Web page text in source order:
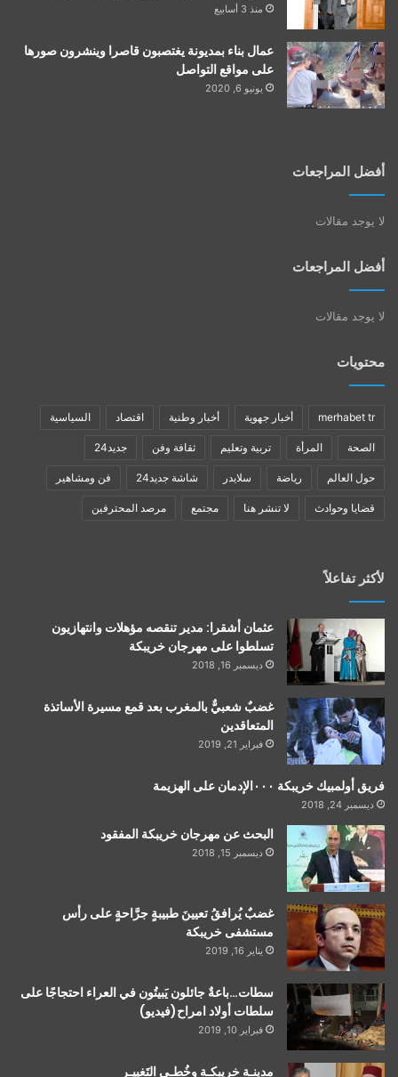
منذ 3 أسابيع
عمال بناء بمديونة يغتصبون قاصرا وينشرون صورها
على مواقع التواصل
يونيو 6, 2020
أفضل المراجعات
لا يوجد مقالات
أفضل المراجعات
لا يوجد مقالات
محتويات
merhabet tr أخبار جهوية أخبار وطنية اقتصاد السياسية
الصحة المرأة تربية وتعليم ثقافة وفن جديد24
حول العالم رياضة سلايدر شاشة جديد24 فن ومشاهير
قضايا وحوادث لا تنشر هنا مجتمع مرصد المحترفين
لأكثر تفاعلاً
عثمان أشقرا: مدير تنقصه مؤهلات وانتهازيون
تسلطوا على مهرجان خريبكة
ديسمبر 16, 2018
غضبٌ شعبيٌّ بالمغرب بعد قمع مسيرة الأساتذة
المتعاقدين
فبراير 21, 2019
فريق أولمبيك خريبكة ٠٠٠الإدمان على الهزيمة
ديسمبر 24, 2018
البحث عن مهرجان خريبكة المفقود
ديسمبر 15, 2018
غضبٌ يُرافقُ تعيينَ طبيبةٍ جرَّاحةٍ على رأس
مستشفى خريبكة
يناير 16, 2019
سطات…باعةٌ جائلون يَبيتُون في العراء احتجاجًا على
سلطات أولاد امراح(فيديو)
فبراير 10, 2019
مدينـة خريبكـة وخُطـى التَغييـر